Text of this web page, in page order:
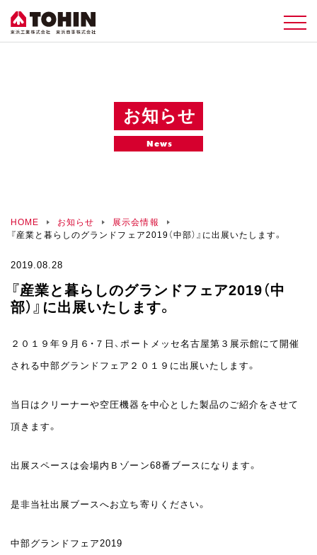
お知らせ
News
HOME お知らせ
展示会情報
『産業と暮らしのグランドフェア2019（中部）』に出展いたします。
『産業と暮らしのグランドフェア2019（中
部）』に出展いたします。
2019.08.28
２０１９年９月６・７日、ポートメッセ名古屋第３展示館にて開催
される中部グランドフェア２０１９に出展いたします。
当日はクリーナーや空圧機器を中心とした製品のご紹介をさせて
頂きます。
出展スペースは会場内Ｂゾーン68番ブースになります。
是非当社出展ブースへお立ち寄りください。
中部グランドフェア2019